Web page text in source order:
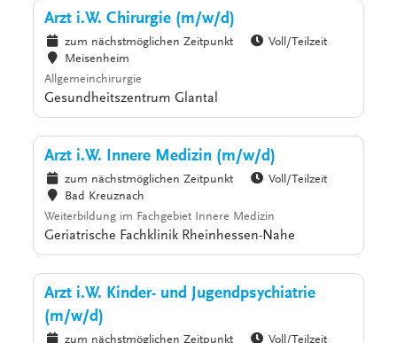
Arzt i.W. Chirurgie (m/w/d)
zum nächstmöglichen Zeitpunkt
Voll/Teilzeit
Meisenheim
Allgemeinchirurgie
Gesundheitszentrum Glantal
Arzt i.W. Innere Medizin (m/w/d)
zum nächstmöglichen Zeitpunkt
Voll/Teilzeit
Bad Kreuznach
Weiterbildung im Fachgebiet Innere Medizin
Geriatrische Fachklinik Rheinhessen-Nahe
Arzt i.W. Kinder- und Jugendpsychiatrie
(m/w/d)